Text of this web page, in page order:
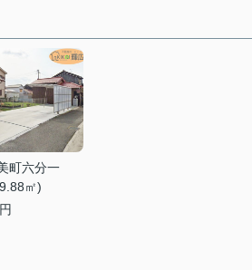
町六分一
㎡)